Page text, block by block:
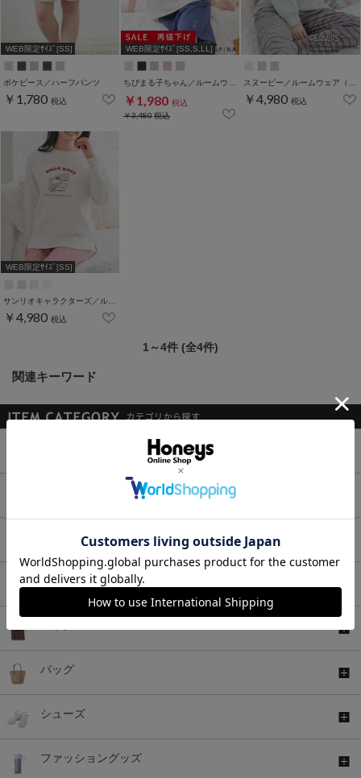
WEB限定ｻｲｽﾞ[SS]
ポケピース／ハーフパンツ
￥1,780 税込
WEB限定ｻｲｽﾞ[SS,S,LL]
￥1,980 税込
￥3,480税込
￥4,980 税込
WEB限定ｻｲｽﾞ[SS]
￥4,980 税込
1～4件 (全4件)
関連キーワード
ワンピース
セットアップ
バッグ
シューズ
ファッショングッズ